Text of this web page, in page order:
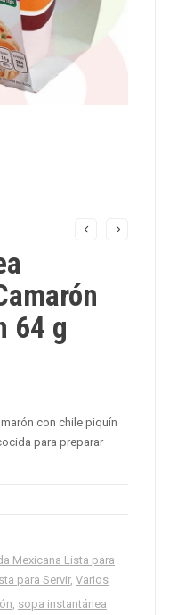
64 g
con chile piquín
para preparar
Mexicana Lista para
para Servir, Varios
, sopa instantánea